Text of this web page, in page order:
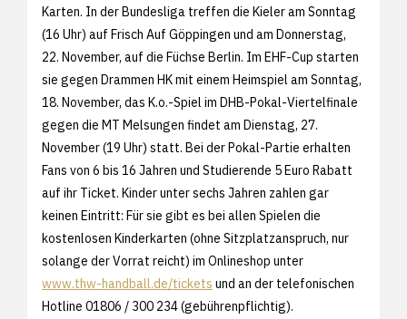
Karten. In der Bundesliga treffen die Kieler am Sonntag
(16 Uhr) auf Frisch Auf Göppingen und am Donnerstag,
22. November, auf die Füchse Berlin. Im EHF-Cup starten
sie gegen Drammen HK mit einem Heimspiel am Sonntag,
18. November, das K.o.-Spiel im DHB-Pokal-Viertelfinale
gegen die MT Melsungen findet am Dienstag, 27.
November (19 Uhr) statt. Bei der Pokal-Partie erhalten
Fans von 6 bis 16 Jahren und Studierende 5 Euro Rabatt
auf ihr Ticket. Kinder unter sechs Jahren zahlen gar
keinen Eintritt: Für sie gibt es bei allen Spielen die
kostenlosen Kinderkarten (ohne Sitzplatzanspruch, nur
solange der Vorrat reicht) im Onlineshop unter
www.thw-handball.de/tickets und an der telefonischen
Hotline 01806 / 300 234 (gebührenpflichtig).